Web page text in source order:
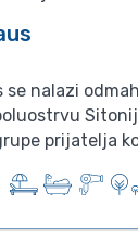
se nalazi
prijatelja